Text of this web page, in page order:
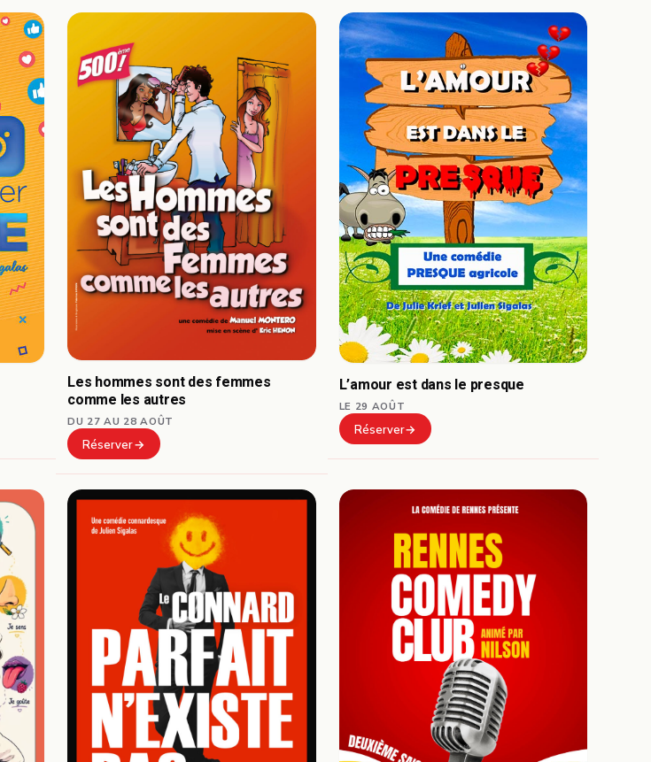
Les hommes sont des femmes
comme les autres
DU 27 AU 28 AOÛT
Réserver
L’amour est dans le presque
LE 29 AOÛT
Réserver